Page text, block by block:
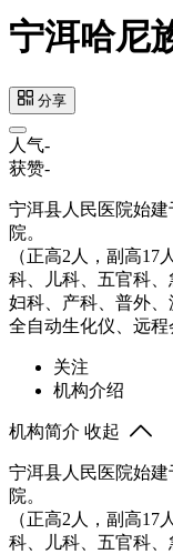
宁洱哈尼
分享
人气-
获赞-
宁洱县人民医院始
院。 2008年9月
（正高2人，副高
科、儿科、五官科
妇科、产科、普外
全自动生化仪、远
关注
机构介绍
机构简介 收起
宁洱县人民医院始
院。 2008年9月
（正高2人，副高
科、儿科、五官科